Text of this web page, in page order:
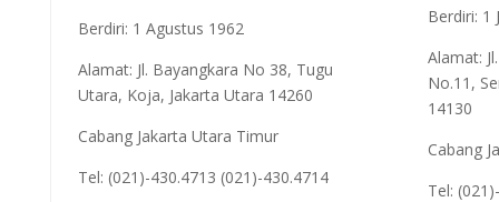
Berdiri: 1 Agustus 1962
Alamat: Jl. Bayangkara No 38, Tugu
Utara, Koja, Jakarta Utara 14260
Cabang Jakarta Utara Timur
Tel: (021)-430.4713 (021)-430.4714
Berdiri: 1
Alamat:
No.11,
14130
Cabang
Tel: